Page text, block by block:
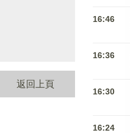
返回上頁
16:46
16:36
16:30
16:24